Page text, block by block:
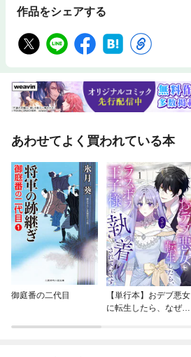
作品をシェアする
あわせてよく買われている本
御庭番の二代目
【単行本】おデブ悪女
に転生したら、なぜか